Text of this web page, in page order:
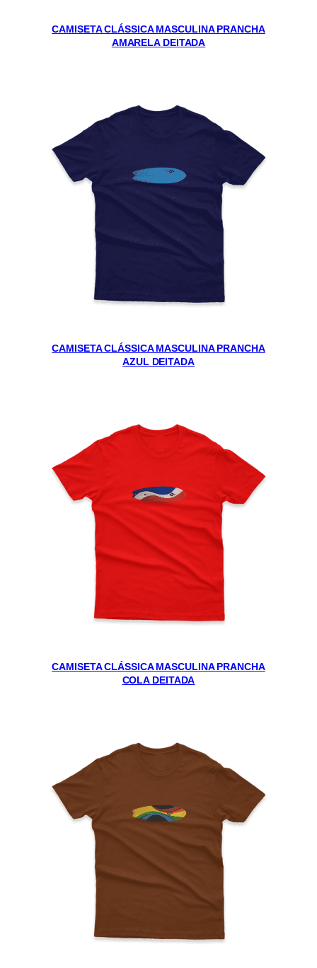
CAMISETA CLÁSSICA MASCULINA PRANCHA
AMARELA DEITADA
CAMISETA CLÁSSICA MASCULINA PRANCHA
AZUL DEITADA
CAMISETA CLÁSSICA MASCULINA PRANCHA
COLA DEITADA